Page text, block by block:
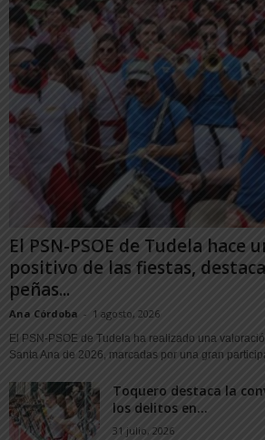
El PSN-PSOE de Tudela hace
positivo de las fiestas,
peñas...
Ana Córdoba - 1 agosto, 2026
El PSN-PSOE de Tudela ha realizado una
Santa Ana de 2026, marcadas por una gran
Toquero destaca la
los delitos en...
31 julio, 2026